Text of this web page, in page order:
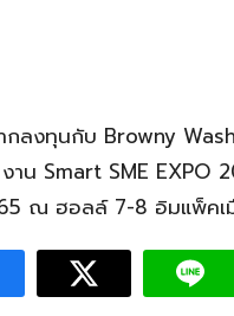
กลงทุนกับ Browny
าน Smart SME EXPO
ณ ฮอลล์ 7-8 อิมแพ็คเ